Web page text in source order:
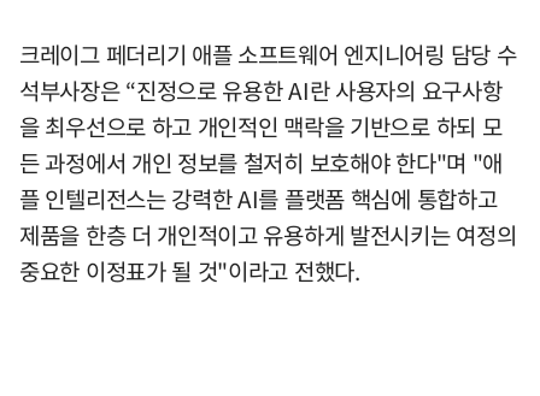
크레이그 페더리기 애플 소프트웨어 엔지니어링 담당 수
석부사장은 “진정으로 유용한 AI란 사용자의 요구사항
을 최우선으로 하고 개인적인 맥락을 기반으로 하되 모
든 과정에서 개인 정보를 철저히 보호해야 한다"며 "애
플 인텔리전스는 강력한 AI를 플랫폼 핵심에 통합하고
제품을 한층 더 개인적이고 유용하게 발전시키는 여정의
중요한 이정표가 될 것"이라고 전했다.